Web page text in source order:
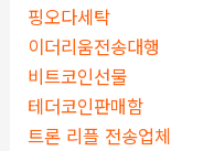
핑오다세탁
이더리움전송대행
비트코인선물
테더코인판매함
트론 리플 전송업체